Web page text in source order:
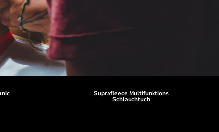
Suprafleece Multifunktions
Schlauchtuch